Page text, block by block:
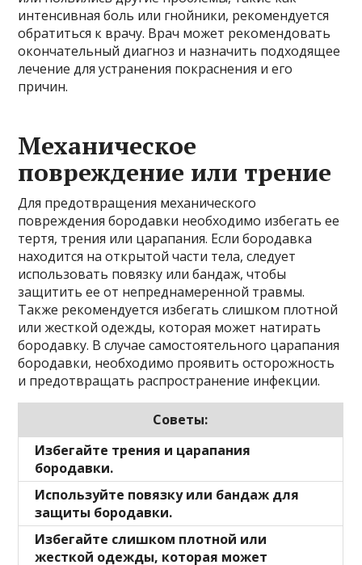
интенсивная боль или гнойники, рекомендуется
обратиться к врачу. Врач может рекомендовать
окончательный диагноз и назначить подходящее
лечение для устранения покраснения и его
причин.
Механическое
повреждение или трение
Для предотвращения механического
повреждения бородавки необходимо избегать ее
тертя, трения или царапания. Если бородавка
находится на открытой части тела, следует
использовать повязку или бандаж, чтобы
защитить ее от непреднамеренной травмы.
Также рекомендуется избегать слишком плотной
или жесткой одежды, которая может натирать
бородавку. В случае самостоятельного царапания
бородавки, необходимо проявить осторожность
и предотвращать распространение инфекции.
Советы:
Избегайте трения и царапания
бородавки.
Используйте повязку или бандаж для
защиты бородавки.
Избегайте слишком плотной или
жесткой одежды, которая может